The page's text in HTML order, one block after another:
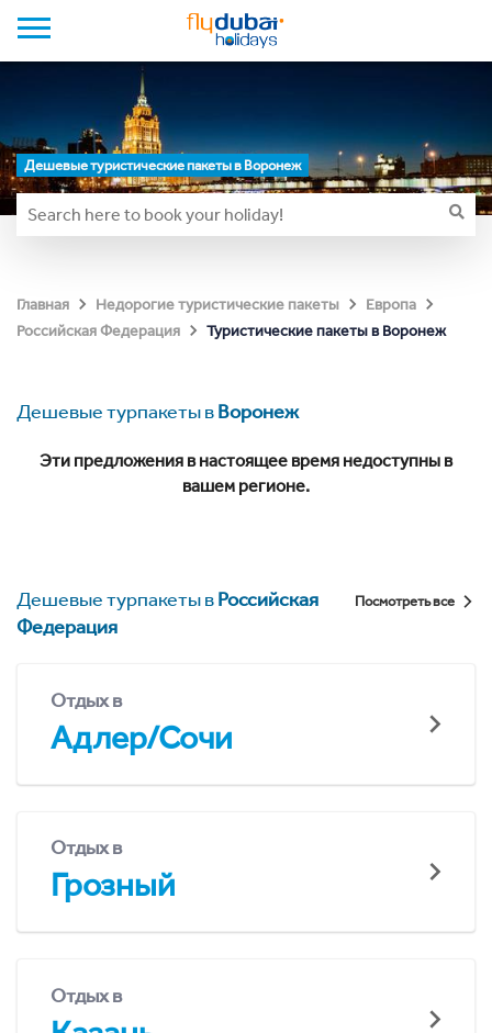
Дешевые туристические пакеты в Воронеж
Главная Недорогие туристические пакеты
Европа
Российская Федерация
Туристические пакеты в Воронеж
Дешевые турпакеты вВоронеж
Эти предложения в настоящее время недоступны в
вашем регионе.
Дешевые турпакеты вРоссийская
Федерация
Посмотреть все
Отдых в
Адлер/Сочи
Отдых в
Грозный
Отдых в